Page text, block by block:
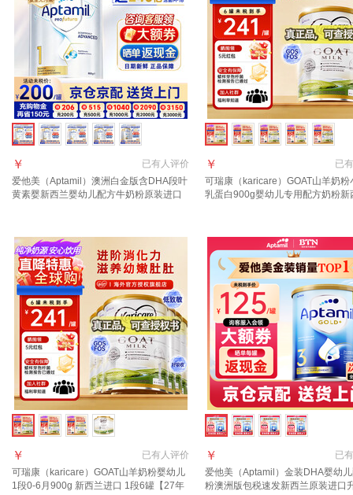
已有人评价
￥
爱他美（Aptamil）澳洲白金版含DHA段叶
黄素婴新西兰婴幼儿配方牛奶粉原装进口
已有
￥
可瑞康（karicare）GOAT山羊奶粉
乳蛋白900g婴幼儿专用配方奶粉新
已有人评价
￥
可瑞康（karicare）GOAT山羊奶粉婴幼儿
1段0-6月900g 新西兰进口 1段6罐【27年
已有
￥
爱他美（Aptamil）金装DHA婴幼
粉澳洲版包税速发新西兰原装进口